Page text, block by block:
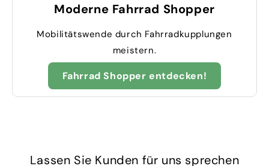
Moderne Fahrrad Shopper
Mobilitätswende durch Fahrradkupplungen
meistern.
Fahrrad Shopper entdecken!
Lassen Sie Kunden für uns sprechen